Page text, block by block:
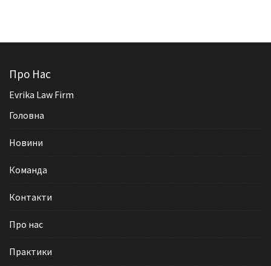
Про Нас
Evrika Law Firm
Головна
Новини
Команда
Контакти
Про нас
Практики